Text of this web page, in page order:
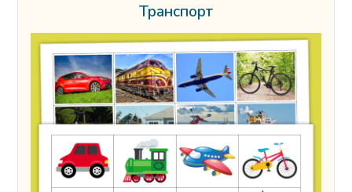
Транспорт